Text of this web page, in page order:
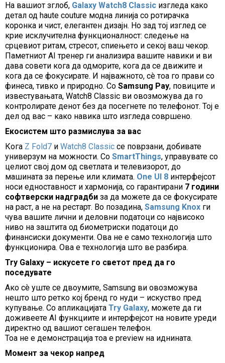
На вашиот зглоб, Galaxy Watch8 Classic изгледа како
детал од haute couture модна линија со ротирачка
коронка и чист, елегантен дизајн. Но зад тој изглед се
крие исклучителна функционалност: следење на
срцевиот ритам, стресот, спиењето и секој ваш чекор.
Паметниот AI тренер ги анализира вашите навики и ви
дава совети кога да одморите, кога да се движите и
кога да се фокусирате. И најважното, сè тоа го прави со
финесa, тивко и природно. Со Samsung Pay, повиците и
известувањата, Watch8 Classic ви овозможува да го
контролирате денот без да посегнете по телефонот. Тој е
дел од вас – како навика што изгледа совршено.
Екосистем што размислува за вас
Кога Z Fold7 и Watch8 Classic се поврзани, добивате
универзум на можности. Со SmartThings, управувате со
целиот свој дом од светлата и телевизорот, до
машината за перење или климата. One UI 8 интерфејсот
носи едноставност и хармонија, со гарантирани 7 години
софтверски надградби за да можете да се фокусирате
на раст, а не на рестарт. Во позадина, Samsung Knox ги
чува вашите лични и деловни податоци со највисоко
ниво на заштита од биометриски податоци до
финансиски документи. Ова не е само технологија што
функционира. Ова е технологија што ве разбира.
Try Galaxy – искусете го светот пред да го
поседувате
Ако сè уште се двоумите, Samsung ви овозможува
нешто што ретко кој бренд го нуди – искуство пред
купување. Со апликацијата Try Galaxy, можете да ги
доживеете AI функциите и интерфејсот на новите уреди
директно од вашиот сегашен телефон.
Тоа не е демонстрација тоа е preview на иднината.
Момент за чекор напред